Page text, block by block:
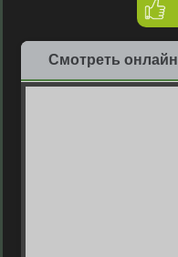
Смотреть онлайн